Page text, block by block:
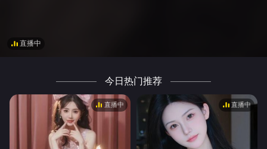
直播中
今日热门推荐
直播中 直播中